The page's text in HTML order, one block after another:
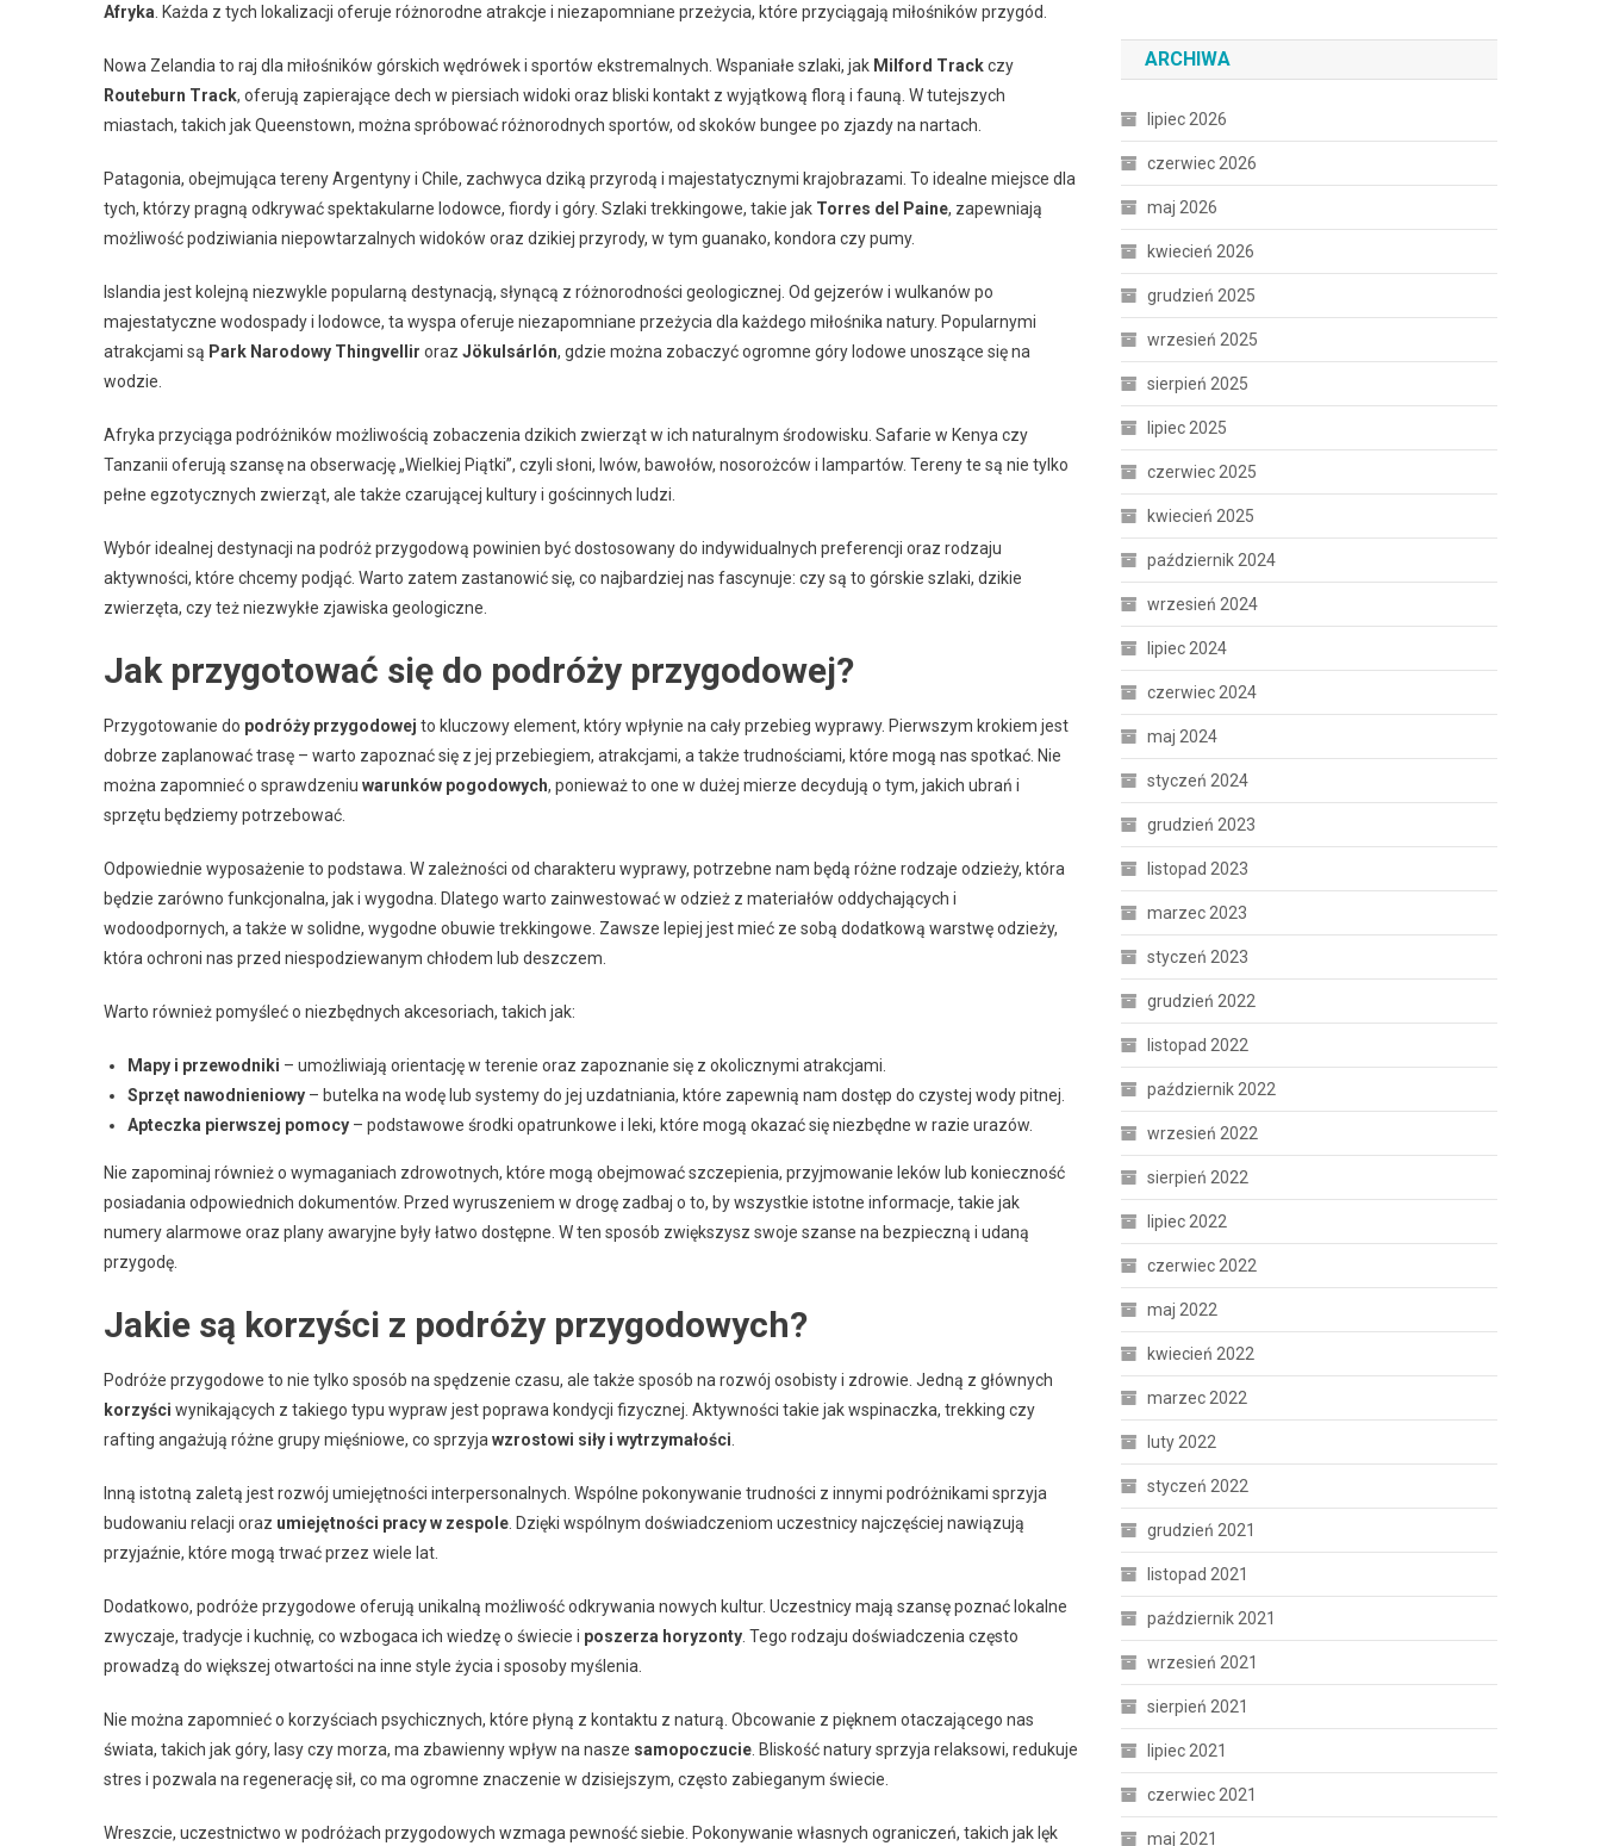
Afryka . Każda z tych lokalizacji oferuje różnorodne atrakcje i niezapomniane przeżycia, które przyciągają miłośników przygód.
Nowa Zelandia to raj dla miłośników górskich wędrówek i sportów ekstremalnych. Wspaniałe szlaki, jak Milford Trackczy
Routeburn Track, oferują zapierające dech w piersiach widoki oraz bliski kontakt z wyjątkową florą i fauną. W tutejszych
miastach, takich jak Queenstown, można spróbować różnorodnych sportów, od skoków bungee po zjazdy na nartach.
Patagonia, obejmująca tereny Argentyny i Chile, zachwyca dziką przyrodą i majestatycznymi krajobrazami. To idealne miejsce dla
tych, którzy pragną odkrywać spektakularne lodowce, fiordy i góry. Szlaki trekkingowe, takie jak Torres del Paine, zapewniają
możliwość podziwiania niepowtarzalnych widoków oraz dzikiej przyrody, w tym guanako, kondora czy pumy.
Islandia jest kolejną niezwykle popularną destynacją, słynącą z różnorodności geologicznej. Od gejzerów i wulkanów po
majestatyczne wodospady i lodowce, ta wyspa oferuje niezapomniane przeżycia dla każdego miłośnika natury. Popularnymi
atrakcjami są Park Narodowy Thingvellir oraz Jökulsárlón, gdzie można zobaczyć ogromne góry lodowe unoszące się na
wodzie.
Afryka przyciąga podróżników możliwością zobaczenia dzikich zwierząt w ich naturalnym środowisku. Safarie w Kenya czy
Tanzanii oferują szansę na obserwację „Wielkiej Piątki”, czyli słoni, lwów, bawołów, nosorożców i lampartów. Tereny te są nie tylko
pełne egzotycznych zwierząt, ale także czarującej kultury i gościnnych ludzi.
Wybór idealnej destynacji na podróż przygodową powinien być dostosowany do indywidualnych preferencji oraz rodzaju
aktywności, które chcemy podjąć. Warto zatem zastanowić się, co najbardziej nas fascynuje: czy są to górskie szlaki, dzikie
zwierzęta, czy też niezwykłe zjawiska geologiczne.
Jak przygotować się do podróży przygodowej?
Przygotowanie do podróży przygodowej to kluczowy element, który wpłynie na cały przebieg wyprawy. Pierwszym krokiem jest
dobrze zaplanować trasę – warto zapoznać się z jej przebiegiem, atrakcjami, a także trudnościami, które mogą nas spotkać. Nie
można zapomnieć o sprawdzeniu warunków pogodowych, ponieważ to one w dużej mierze decydują o tym, jakich ubrań i
sprzętu będziemy potrzebować.
Odpowiednie wyposażenie to podstawa. W zależności od charakteru wyprawy, potrzebne nam będą różne rodzaje odzieży, która
będzie zarówno funkcjonalna, jak i wygodna. Dlatego warto zainwestować w odzież z materiałów oddychających i
wodoodpornych, a także w solidne, wygodne obuwie trekkingowe. Zawsze lepiej jest mieć ze sobą dodatkową warstwę odzieży,
która ochroni nas przed niespodziewanym chłodem lub deszczem.
Warto również pomyśleć o niezbędnych akcesoriach, takich jak:
Mapy i przewodniki – umożliwiają orientację w terenie oraz zapoznanie się z okolicznymi atrakcjami.
Sprzęt nawodnieniowy – butelka na wodę lub systemy do jej uzdatniania, które zapewnią nam dostęp do czystej wody pitnej.
Apteczka pierwszej pomocy – podstawowe środki opatrunkowe i leki, które mogą okazać się niezbędne w razie urazów.
Nie zapominaj również o wymaganiach zdrowotnych, które mogą obejmować szczepienia, przyjmowanie leków lub konieczność
posiadania odpowiednich dokumentów. Przed wyruszeniem w drogę zadbaj o to, by wszystkie istotne informacje, takie jak
numery alarmowe oraz plany awaryjne były łatwo dostępne. W ten sposób zwiększysz swoje szanse na bezpieczną i udaną
przygodę.
Jakie są korzyści z podróży przygodowych?
Podróże przygodowe to nie tylko sposób na spędzenie czasu, ale także sposób na rozwój osobisty i zdrowie. Jedną z głównych
korzyści wynikających z takiego typu wypraw jest poprawa kondycji fizycznej. Aktywności takie jak wspinaczka, trekking czy
rafting angażują różne grupy mięśniowe, co sprzyja wzrostowi siły i wytrzymałości
Inną istotną zaletą jest rozwój umiejętności interpersonalnych. Wspólne pokonywanie trudności z innymi podróżnikami sprzyja
budowaniu relacji oraz umiejętności pracy w zespole . Dzięki wspólnym doświadczeniom uczestnicy najczęściej nawiązują
przyjaźnie, które mogą trwać przez wiele lat.
Dodatkowo, podróże przygodowe oferują unikalną możliwość odkrywania nowych kultur. Uczestnicy mają szansę poznać lokalne
zwyczaje, tradycje i kuchnię, co wzbogaca ich wiedzę o świecie i poszerza horyzonty . Tego rodzaju doświadczenia często
prowadzą do większej otwartości na inne style życia i sposoby myślenia.
Nie można zapomnieć o korzyściach psychicznych, które płyną z kontaktu z naturą. Obcowanie z pięknem otaczającego nas
świata, takich jak góry, lasy czy morza, ma zbawienny wpływ na nasze samopoczucie . Bliskość natury sprzyja relaksowi, redukuje
stres i pozwala na regenerację sił, co ma ogromne znaczenie w dzisiejszym, często zabieganym świecie.
Wreszcie, uczestnictwo w podróżach przygodowych wzmaga pewność siebie. Pokonywanie własnych ograniczeń, takich jak lęk
ARCHIWA
lipiec 2026
czerwiec 2026
maj 2026
kwiecień 2026
grudzień 2025
wrzesień 2025
sierpień 2025
lipiec 2025
czerwiec 2025
kwiecień 2025
październik 2024
wrzesień 2024
lipiec 2024
czerwiec 2024
maj 2024
styczeń 2024
grudzień 2023
listopad 2023
marzec 2023
styczeń 2023
grudzień 2022
listopad 2022
październik 2022
wrzesień 2022
sierpień 2022
lipiec 2022
czerwiec 2022
maj 2022
kwiecień 2022
marzec 2022
luty 2022
styczeń 2022
grudzień 2021
listopad 2021
październik 2021
wrzesień 2021
sierpień 2021
lipiec 2021
czerwiec 2021
maj 2021